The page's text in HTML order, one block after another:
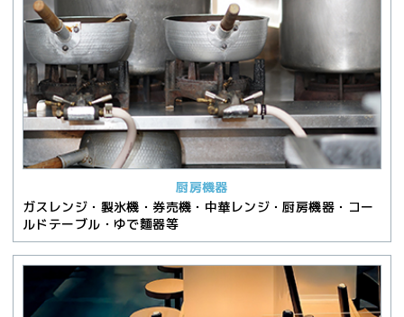
厨房機器
ガスレンジ・製氷機・券売機・中華レンジ・厨房機器・コー
ルドテーブル・ゆで麵器等